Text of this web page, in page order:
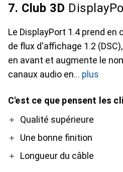
7. Club 3D
Le DisplayPort 1.4 prend en
de flux d'affichage 1.2
en avant et augmente le
canaux audio en
plus
C'est ce que pensent les
ProQualité supérieure
Une bonne finition
Longueur du câble
Contre